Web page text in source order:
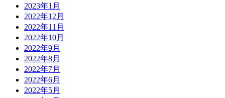
2023年1月
2022年12月
2022年11月
2022年10月
2022年9月
2022年8月
2022年7月
2022年6月
2022年5月